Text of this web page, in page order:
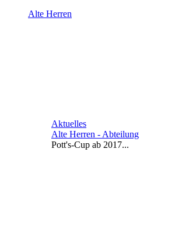
Alte Herren
Aktuelles
Alte Herren - Abteilung
Pott's-Cup ab 2017...